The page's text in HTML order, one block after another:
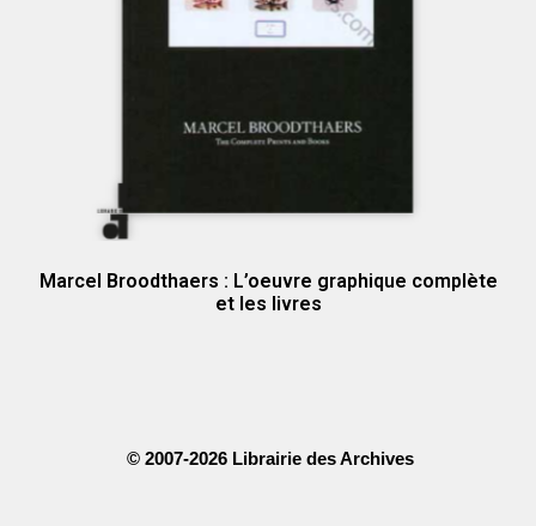
Marcel Broodthaers : L’oeuvre graphique complète
et les livres
© 2007-2026 Librairie des Archives